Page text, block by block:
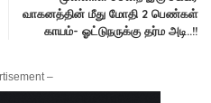
வாகனத்தின் மீது மோதி 2 பெண்கள்
காயம்- ஓட்டுநருக்கு தர்ம அடி..!!
–